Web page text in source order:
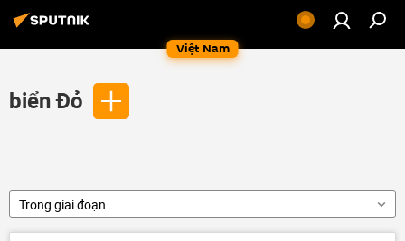
Việt Nam
biển Đỏ
Trong giai đoạn